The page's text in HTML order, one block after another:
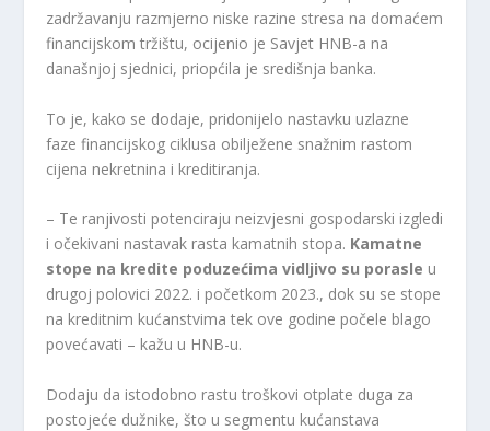
zadržavanju razmjerno niske razine stresa na domaćem
financijskom tržištu, ocijenio je Savjet HNB-a na
današnjoj sjednici, priopćila je središnja banka.
To je, kako se dodaje, pridonijelo nastavku uzlazne
faze financijskog ciklusa obilježene snažnim rastom
cijena nekretnina i kreditiranja.
– Te ranjivosti potenciraju neizvjesni gospodarski izgledi
i očekivani nastavak rasta kamatnih stopa. Kamatne
stope na kredite poduzećima vidljivo su porasle u
drugoj polovici 2022. i početkom 2023., dok su se stope
na kreditnim kućanstvima tek ove godine počele blago
povećavati – kažu u HNB-u.
Dodaju da istodobno rastu troškovi otplate duga za
postojeće dužnike, što u segmentu kućanstava